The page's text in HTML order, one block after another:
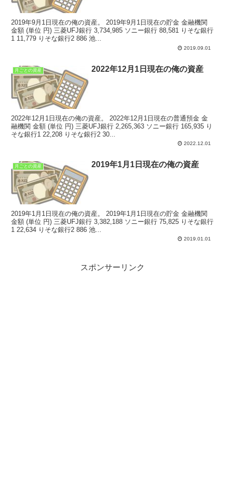
2019年9月1日現在の俺の資産。 2019年9月1日現在の貯金 金融機関
金額 (単位 円) 三菱UFJ銀行 3,734,985 ソニー銀行 88,581 りそな銀行
1 11,779 りそな銀行2 886 池...
2019.09.01
月ごとの資産 2022年12月1日現在の俺の資産
2022年12月1日現在の俺の資産。 2022年12月1日現在の普通預金 金
融機関 金額 (単位 円) 三菱UFJ銀行 2,265,363 ソニー銀行 165,935 り
そな銀行1 22,208 りそな銀行2 30...
2022.12.01
月ごとの資産 2019年1月1日現在の俺の資産
2019年1月1日現在の俺の資産。 2019年1月1日現在の貯金 金融機関
金額 (単位 円) 三菱UFJ銀行 3,382,188 ソニー銀行 75,825 りそな銀行
1 22,634 りそな銀行2 886 池...
2019.01.01
スポンサーリンク